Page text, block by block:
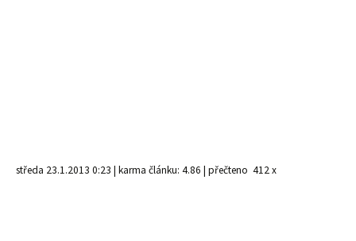
středa 23.1.2013 0:23 | karma článku: 4.86 | přečteno 412 x